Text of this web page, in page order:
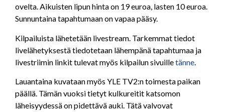
ovelta. Aikuisten lipun hinta on 19 euroa, lasten 10 euroa.
Sunnuntaina tapahtumaan on vapaa pääsy.
Kilpailuista lähetetään livestream. Tarkemmat tiedot
livelähetyksestä tiedotetaan lähempänä tapahtumaa ja
livestriimin linkit tulevat myös kilpailun sivuilletänne
Lauantaina kuvataan myös YLE TV2:n toimesta paikan
päällä. Tämän vuoksi tietyt kulkureitit katsomon
läheisyydessä on pidettävä auki. Tätä valvovat